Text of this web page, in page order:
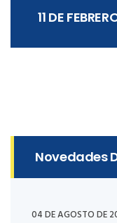
11 DE
Novedades
04 DE AGOSTO DE